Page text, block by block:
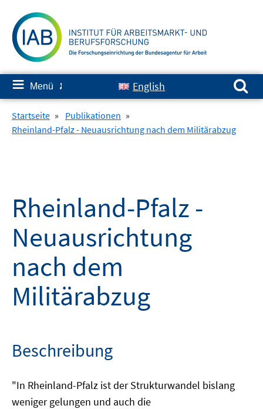
zum
Inhalt
≡ Menü ✘ English
Suchen nach:
Startseite » Publikationen »
Rheinland-Pfalz - Neuausrichtung nach dem Militärabzug
Rheinland-Pfalz -
Neuausrichtung
nach dem
Militärabzug
Beschreibung
"In Rheinland-Pfalz ist der Strukturwandel bislang
weniger gelungen und auch die